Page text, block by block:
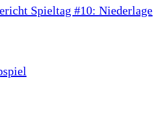
Spieltag #10: Niederlage